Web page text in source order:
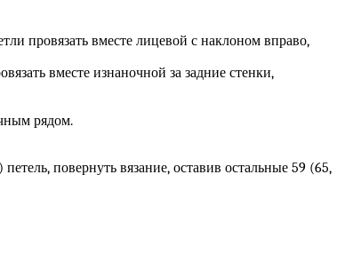
провязать вместе лицевой с наклоном вправо,
вместе изнаночной за задние стенки,
рядом.
петель, повернуть вязание, оставив остальные 59 (65,